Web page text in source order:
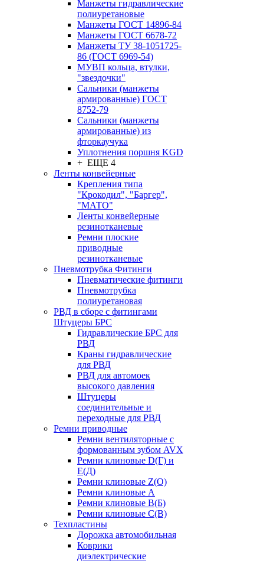
Манжеты гидравлические
полиуретановые
Манжеты ГОСТ 14896-84
Манжеты ГОСТ 6678-72
Манжеты ТУ 38-1051725-
86 (ГОСТ 6969-54)
МУВП кольца, втулки,
"звездочки"
Сальники (манжеты
армированные) ГОСТ
8752-79
Сальники (манжеты
армированные) из
фторкаучука
Уплотнения поршня KGD
+ ЕЩЕ 4
Ленты конвейерные
Крепления типа
"Крокодил", "Баргер",
"МАТО"
Ленты конвейерные
резинотканевые
Ремни плоские
приводные
резинотканевые
Пневмотрубка Фитинги
Пневматические фитинги
Пневмотрубка
полиуретановая
РВД в сборе с фитингами
Штуцеры БРС
Гидравлические БРС для
РВД
Краны гидравлические
для РВД
РВД для автомоек
высокого давления
Штуцеры
соединительные и
переходные для РВД
Ремни приводные
Ремни вентиляторные с
формованным зубом AVX
Ремни клиновые D(Г) и
Е(Д)
Ремни клиновые Z(О)
Ремни клиновые А
Ремни клиновые В(Б)
Ремни клиновые С(В)
Техпластины
Дорожка автомобильная
Коврики
диэлектрические